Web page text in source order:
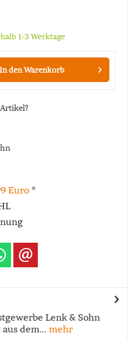
1-3 Werktage
In denWarenkorb
Euro*
Lenk & Sohn
dem... mehr